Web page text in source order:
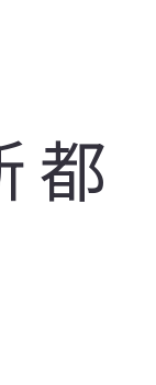
都